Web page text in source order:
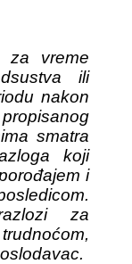
za vreme
ili
nakon
smatra
koji
i
za